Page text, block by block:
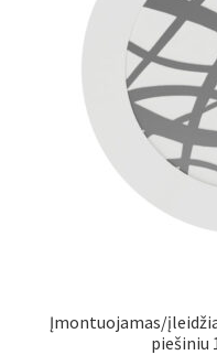
Įmontuojamas/
piešiniu